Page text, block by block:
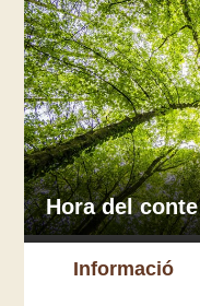
Hora del conte
Informació